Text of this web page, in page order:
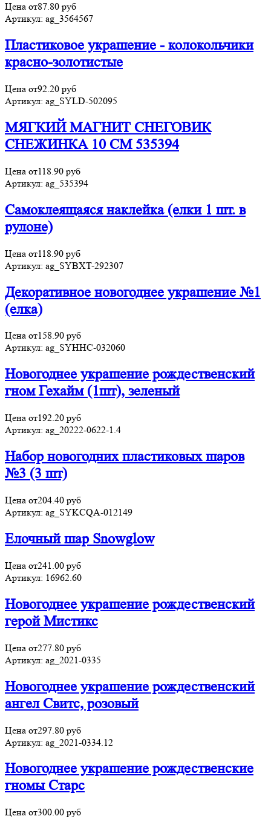
Цена от87.80 руб
Артикул: ag_3564567
Пластиковое украшение - колокольчики
красно-золотистые
Цена от92.20 руб
Артикул: ag_SYLD-502095
МЯГКИЙ МАГНИТ СНЕГОВИК
СНЕЖИНКА 10 СМ 535394
Цена от118.90 руб
Артикул: ag_535394
Самоклеящаяся наклейка (елки 1 шт. в
рулоне)
Цена от118.90 руб
Артикул: ag_SYBXT-292307
Декоративное новогоднее украшение №1
(елка)
Цена от158.90 руб
Артикул: ag_SYHHC-032060
Новогоднее украшение рождественский
гном Гехайм (1шт), зеленый
Цена от192.20 руб
Артикул: ag_20222-0622-1.4
Набор новогодних пластиковых шаров
№3 (3 шт)
Цена от204.40 руб
Артикул: ag_SYKCQA-012149
Елочный шар Snowglow
Цена от241.00 руб
Артикул: 16962.60
Новогоднее украшение рождественский
герой Мистикс
Цена от277.80 руб
Артикул: ag_2021-0335
Новогоднее украшение рождественский
ангел Свитс, розовый
Цена от297.80 руб
Артикул: ag_2021-0334.12
Новогоднее украшение рождественские
гномы Старс
Цена от300.00 руб